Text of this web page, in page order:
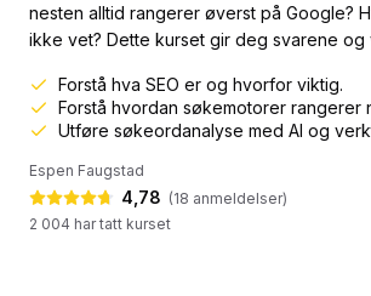
nesten alltid rangerer øverst på Google?
ikke vet? Dette kurset gir deg svarene og
teknikkene som lar deg rangere høyere,
trafikk, og gjøre nettstedet ditt til en
søkemotorer. Du vil lære hvordan SEO
hvordan du...
Forstå hva SEO er og hvorfor viktig.
Forstå hvordan søkemotorer rangerer
Utføre søkeordanalyse med AI og
Espen Faugstad
4,78 (18 anmeldelser)
2 004 har tatt kurset